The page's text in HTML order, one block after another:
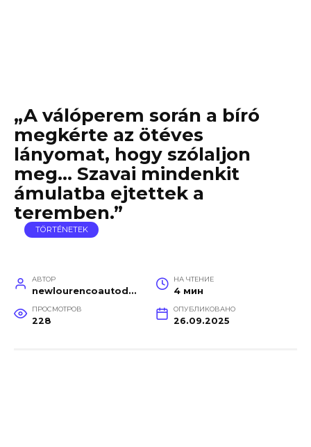
„A válóperem során a bíró
megkérte az ötéves
lányomat, hogy szólaljon
meg… Szavai mindenkit
ámulatba ejtettek a
teremben.”
TÖRTÉNETEK
АВТОР
newlourencoautodetail
НА ЧТЕНИЕ
4 мин
ПРОСМОТРОВ
228
ОПУБЛИКОВАНО
26.09.2025